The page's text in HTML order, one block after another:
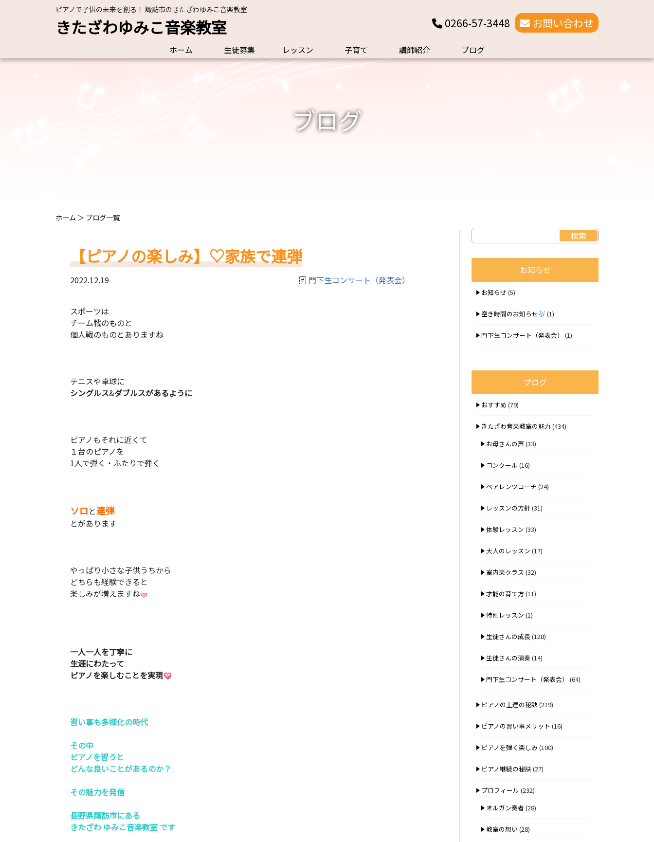
ピアノで子供の未来を創る！ 諏訪市のきたざわゆみこ音楽教室
きたざわゆみこ音楽教室 0266-57-3448 お問い合わせ
ホーム 生徒募集 レッスン 子育て 講師紹介 ブログ
ブログ
ホーム ＞ ブログ一覧
【ピアノの楽しみ】♡家族で連弾
2022.12.19 門下生コンサート（発表会）
スポーツは
チーム戦のものと
個人戦のものとありますね
テニスや卓球に
シングルス&ダブルスがあるように
ピアノもそれに近くて
１台のピアノを
1人で弾く・ふたりで弾く
ソロ と連弾
とがあります
やっぱり小さな子供うちから
どちらも経験できると
楽しみが増えますね
一人一人を丁寧に
生涯にわたって
ピアノを楽しむことを実現
習い事も多様化の時代
その中
ピアノを習うと
どんな良いことがあるのか？
その魅力を発信
長野県諏訪市にある
きたざわ ゆみこ音楽教室 です
お知らせ
お知らせ (5)
空き時間のお知らせ (1)
門下生コンサート（発表会） (1)
ブログ
おすすめ (79)
きたざわ音楽教室の魅力 (434)
お母さんの声 (33)
コンクール (16)
ペアレンツコーチ (24)
レッスンの方針(31)
体験レッスン (33)
大人のレッスン (17)
室内楽クラス (32)
才能の育て方 (11)
特別レッスン (1)
生徒さんの成長(128)
生徒さんの演奏(14)
門下生コンサート（発表会） (64)
ピアノの上達の秘訣 (219)
ピアノの習い事メリット (16)
ピアノを弾く楽しみ(100)
ピアノ継続の秘訣 (27)
プロフィール (232)
オルガン奏者 (28)
教室の想い (28)